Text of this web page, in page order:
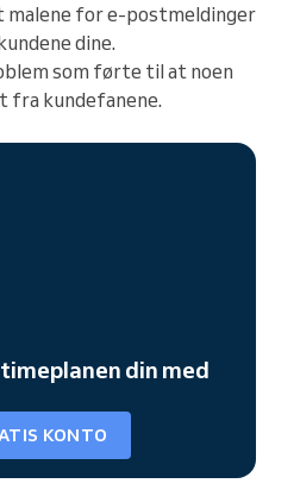
malene for e-postmeldinger
dine.
som førte til at noen
fra kundefanene.
din med
KONTO